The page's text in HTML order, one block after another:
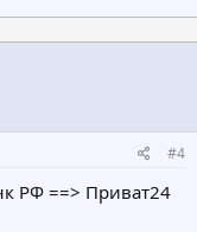
#4
РФ ==> Приват24